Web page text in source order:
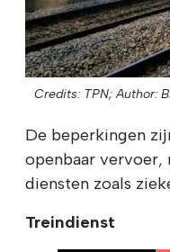
Credits: TPN; Author:
De beperkingen
openbaar vervoer,
diensten zoals
Treindienst